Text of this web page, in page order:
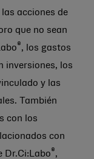
acciones de
que no sean
® , los gastos
inversiones, los
y las
También
con los
con
Dr.Ci:Labo ® ,